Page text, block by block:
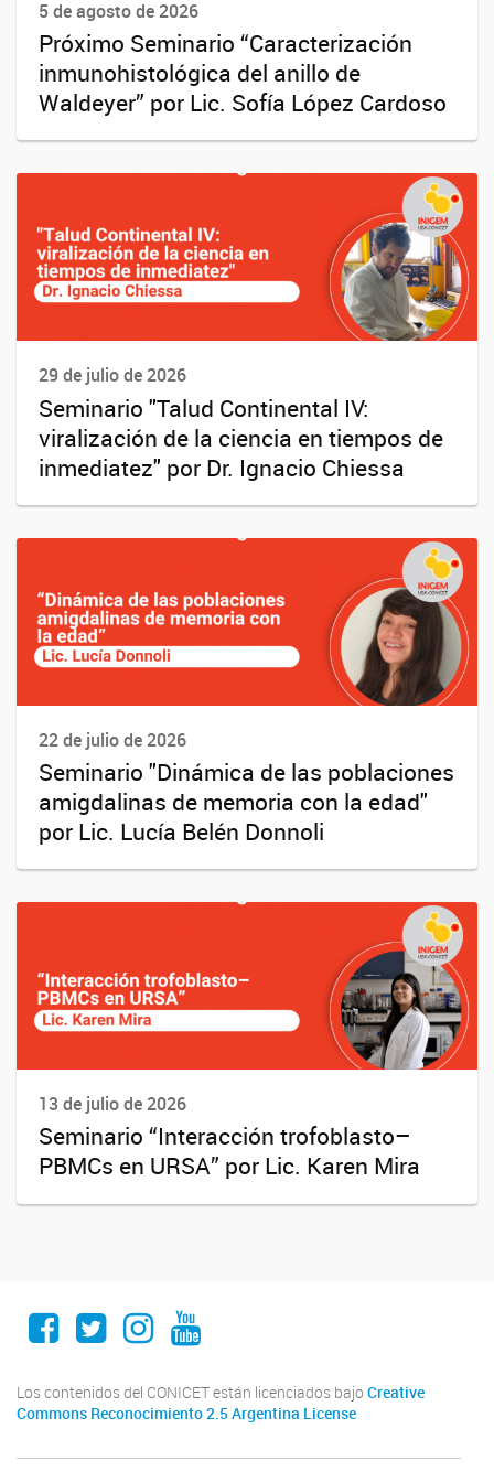
5 de agosto de 2026
Próximo Seminario “Caracterización
inmunohistológica del anillo de
Waldeyer” por Lic. Sofía López Cardoso
29 de julio de 2026
Seminario "Talud Continental IV:
viralización de la ciencia en tiempos de
inmediatez" por Dr. Ignacio Chiessa
22 de julio de 2026
Seminario "Dinámica de las poblaciones
amigdalinas de memoria con la edad"
por Lic. Lucía Belén Donnoli
13 de julio de 2026
Seminario “Interacción trofoblasto–
PBMCs en URSA” por Lic. Karen Mira
Facebook
Twitter
Instagram
Youtube
Los contenidos del CONICET están licenciados bajo Creative
Commons Reconocimiento 2.5 Argentina License